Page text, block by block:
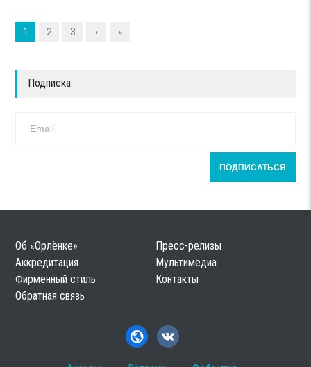
1 2 3 › »
Подписка
Об «Орлёнке»
Пресс-релизы
Аккредитация
Мультимедиа
Фирменный стиль
Контакты
Обратная связь